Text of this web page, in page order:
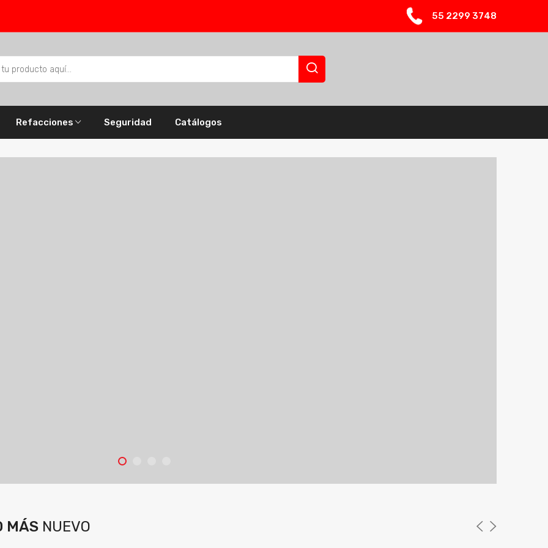
55 2299 3748
Refacciones Seguridad Catálogos
MÁS NUEVO